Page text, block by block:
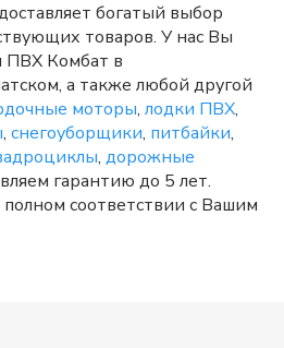
богатый выбор
товаров. У нас Вы
ПВХ Комбат в
, а также любой другой
моторы, лодки ПВХ,
, снегоуборщики, питбайки,
, дорожные
гарантию до 5 лет.
соответствии с Вашим
и отвечаем на
и в шоу-руме в
в